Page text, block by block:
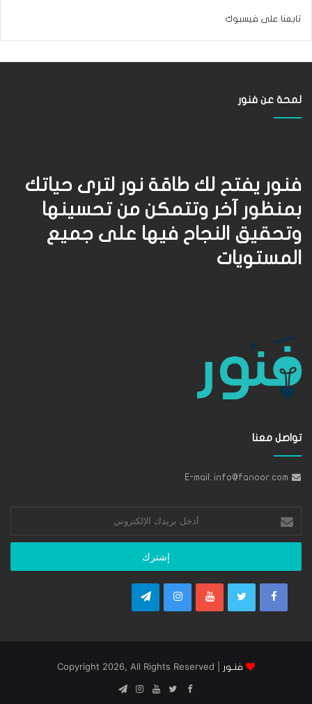
تابعنا على فيسبوك
لمحة عن فنور
فنور يفتح لك طاقة نور لترى حياتك
بمنظور آخر وتتمكن من تحسينها
وتحقيق النجاح فيها على جميع
المستويات
تواصل معنا
بريدك
الإلكتروني
فنـور